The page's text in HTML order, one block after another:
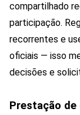
compartilhado
participação.
recorrentes e
oficiais — isso
decisões e
Prestação